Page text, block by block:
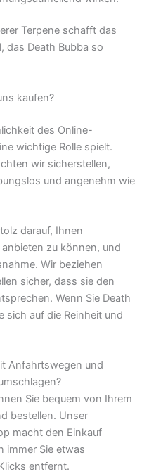
Terpene schafft das
das Death Bubba so
kaufen?
des Online-
wichtige Rolle spielt.
wir sicherstellen,
und angenehm wie
darauf, Ihnen
zu können, und
Wir beziehen
sicher, dass sie den
Wenn Sie Death
sich auf die Reinheit und
Anfahrtswegen und
Sie bequem von Ihrem
bestellen. Unser
macht den Einkauf
immer Sie etwas
entfernt.